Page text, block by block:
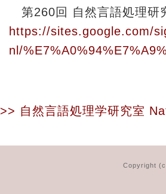
第260回 自然言語処理研
https://sites.google.com/
nl/
>> 自然言語処理学研究室
Copyright